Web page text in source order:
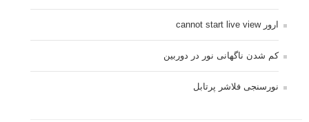
ارور cannot start live view
کم شدن ناگهانی نور در دوربین
نورسنجی فلاشر پرتابل